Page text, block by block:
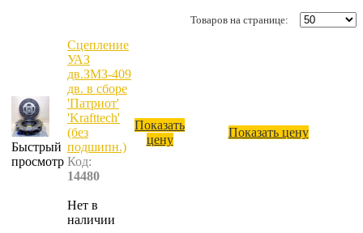
Товаров на странице:
Быстрый
просмотр
Сцепление
УАЗ
дв.ЗМЗ-409
дв. в сборе
'Патриот'
'Krafttech'
(без
подшипн.)
Код:
14480
Нет в
наличии
Показать
цену
Показать цену